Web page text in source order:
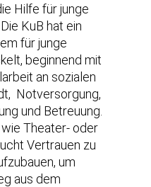
Hilfe für junge
KuB hat ein
für junge
beginnend mit
an sozialen
Notversorgung,
und Betreuung.
Theater- oder
Vertrauen zu
um
aus dem